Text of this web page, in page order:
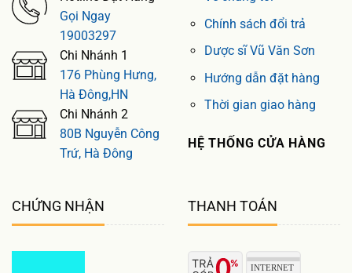
Gọi Ngay
19003297
Chi Nhánh 1
176 Phùng Hưng,
Hà Đông,HN
Chi Nhánh 2
80B Nguyễn Công
Trứ, Hà Đông
Chính sách đổi trả
Dược sĩ Vũ Văn Sơn
Hướng dẫn đặt hàng
Thời gian giao hàng
HỆ THỐNG CỬA HÀNG
CHỨNG NHẬN THANH TOÁN